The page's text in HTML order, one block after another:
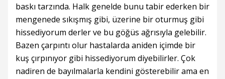
baskı tarzında. Halk genelde bunu tabir ederken bir
mengenede sıkışmış gibi, üzerine bir oturmuş gibi
hissediyorum derler ve bu göğüs ağrısıyla gelebilir.
Bazen çarpıntı olur hastalarda aniden içimde bir
kuş çırpınıyor gibi hissediyorum diyebilirler. Çok
nadiren de bayılmalarla kendini gösterebilir ama en